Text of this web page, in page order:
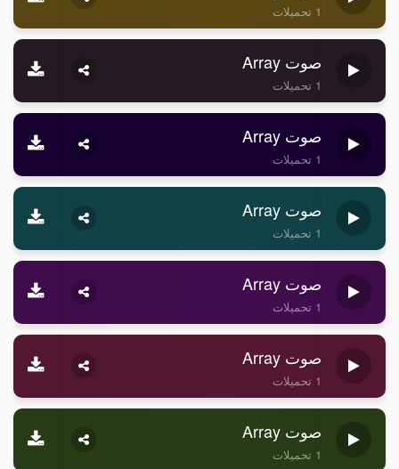
1 تحميلات
صوت Array
1 تحميلات
صوت Array
1 تحميلات
صوت Array
1 تحميلات
صوت Array
1 تحميلات
صوت Array
1 تحميلات
صوت Array
1 تحميلات